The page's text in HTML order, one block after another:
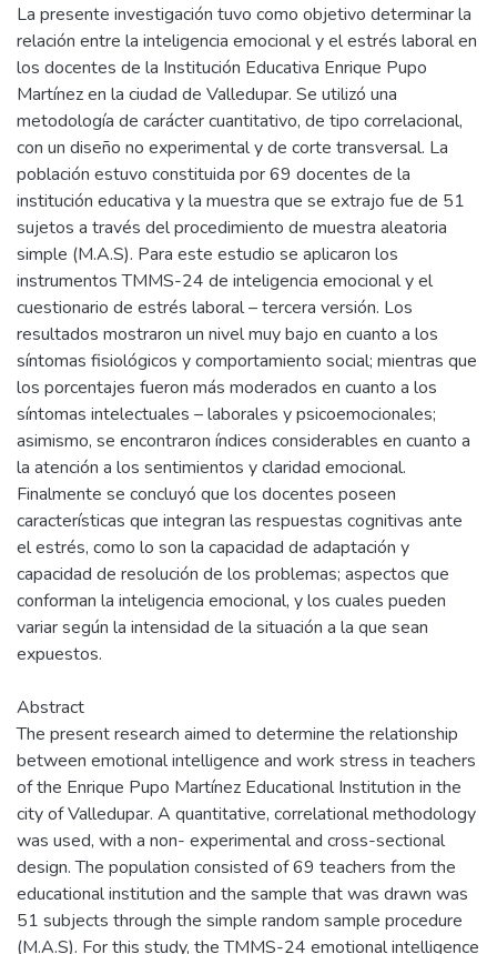
La presente investigación tuvo como objetivo determinar la
relación entre la inteligencia emocional y el estrés laboral en
los docentes de la Institución Educativa Enrique Pupo
Martínez en la ciudad de Valledupar. Se utilizó una
metodología de carácter cuantitativo, de tipo correlacional,
con un diseño no experimental y de corte transversal. La
población estuvo constituida por 69 docentes de la
institución educativa y la muestra que se extrajo fue de 51
sujetos a través del procedimiento de muestra aleatoria
simple (M.A.S). Para este estudio se aplicaron los
instrumentos TMMS-24 de inteligencia emocional y el
cuestionario de estrés laboral – tercera versión. Los
resultados mostraron un nivel muy bajo en cuanto a los
síntomas fisiológicos y comportamiento social; mientras que
los porcentajes fueron más moderados en cuanto a los
síntomas intelectuales – laborales y psicoemocionales;
asimismo, se encontraron índices considerables en cuanto a
la atención a los sentimientos y claridad emocional.
Finalmente se concluyó que los docentes poseen
características que integran las respuestas cognitivas ante
el estrés, como lo son la capacidad de adaptación y
capacidad de resolución de los problemas; aspectos que
conforman la inteligencia emocional, y los cuales pueden
variar según la intensidad de la situación a la que sean
expuestos.
Abstract
The present research aimed to determine the relationship
between emotional intelligence and work stress in teachers
of the Enrique Pupo Martínez Educational Institution in the
city of Valledupar. A quantitative, correlational methodology
was used, with a non- experimental and cross-sectional
design. The population consisted of 69 teachers from the
educational institution and the sample that was drawn was
51 subjects through the simple random sample procedure
(M.A.S). For this study, the TMMS-24 emotional intelligence